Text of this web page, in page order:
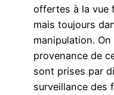
offertes à la vue
mais toujours
manipulation.
provenance de
sont prises par
surveillance des